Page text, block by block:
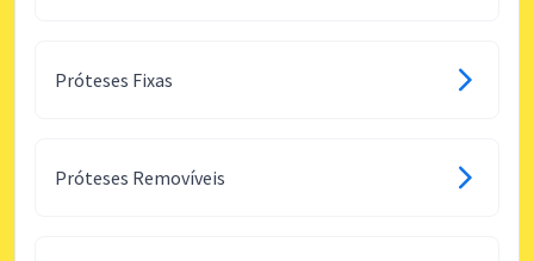
Próteses Fixas
Próteses Removíveis